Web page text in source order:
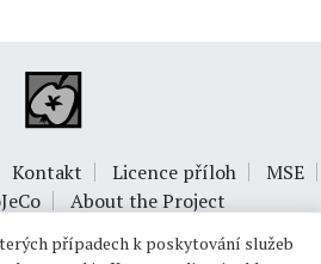
Kontakt Licence příloh
MSE
About the Project
případech k poskytování služeb